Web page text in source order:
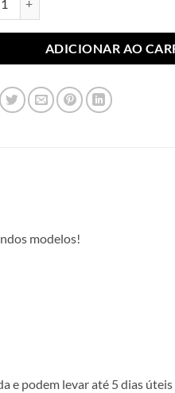
ADICIONAR AO
modelos!
e podem levar até 5 dias